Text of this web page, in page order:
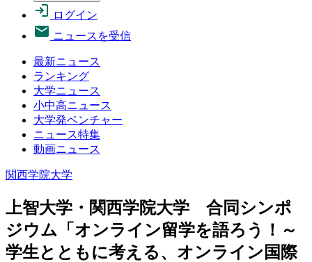
ログイン
ニュースを受信
最新ニュース
ランキング
大学ニュース
小中高ニュース
大学発ベンチャー
ニュース特集
動画ニュース
関西学院大学
上智大学・関西学院大学 合同シンポ
ジウム「オンライン留学を語ろう！～
学生とともに考える、オンライン国際